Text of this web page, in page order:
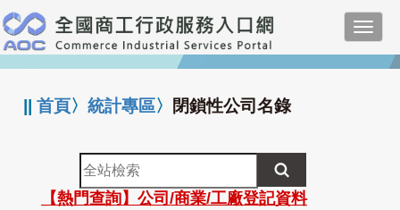
跳
到
主
要
:::
||首頁〉統計專區〉 閉鎖性公司名錄
全
站
檢
【熱門查詢】公司/商業/工廠登記資料